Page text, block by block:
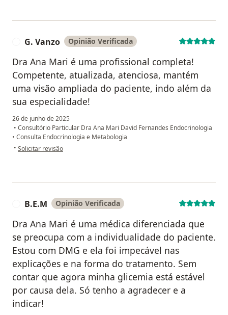
G. Vanzo Opinião Verificada
Dra Ana Mari é uma profissional completa!
Competente, atualizada, atenciosa, mantém
uma visão ampliada do paciente, indo além da
sua especialidade!
26 de junho de 2025
• Consultório Particular Dra Ana Mari David Fernandes Endocrinologia
• Consulta Endocrinologia e Metabologia
• na opinião do utilizador G. Vanzo
Solicitar revisão
B.E.M Opinião Verificada
Dra Ana Mari é uma médica diferenciada que
se preocupa com a individualidade do paciente.
Estou com DMG e ela foi impecável nas
explicações e na forma do tratamento. Sem
contar que agora minha glicemia está estável
por causa dela. Só tenho a agradecer e a
indicar!